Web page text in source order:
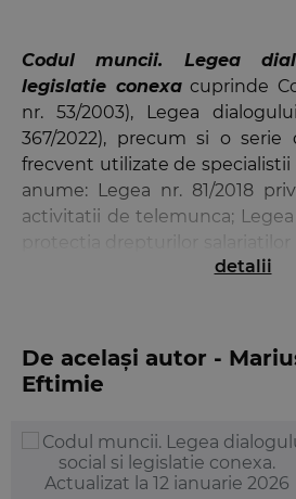
Codul muncii. Legea
legislatie conexacuprinde
nr. 53/2003), Legea
367/2022), precum si o
frecvent utilizate de
anume: Legea nr. 81/2018
activitatii de telemunca;
protectia drepturilor salariatilor
intreprinderii, al unitatii
transnationale; Legea nr. 319/
sanatatii in munca; Legea
stabilirea cadrului
exercitarea unor activitati cu
desfasurate de zilieri; Legea
detalii
De același autor -
Eftimie